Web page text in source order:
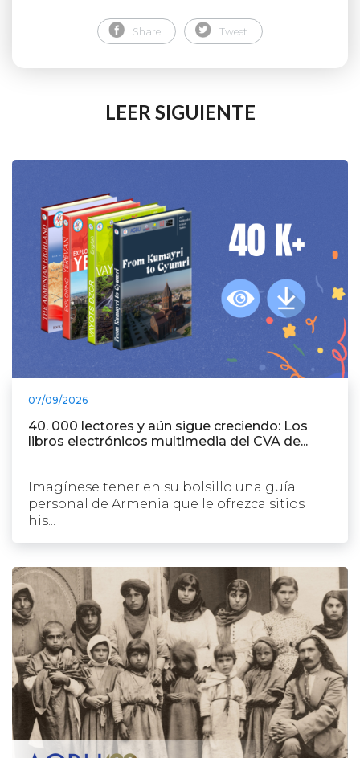
Share Tweet
LEER SIGUIENTE
07/09/2026
40. 000 lectores y aún sigue creciendo: Los
libros electrónicos multimedia del CVA de...
Imagínese tener en su bolsillo una guía
personal de Armenia que le ofrezca sitios
his...